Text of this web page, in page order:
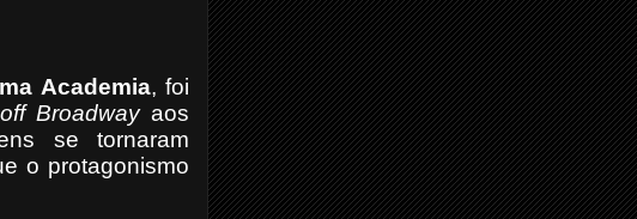
Academia, foi
off Broadwayaos
se tornaram
o protagonismo